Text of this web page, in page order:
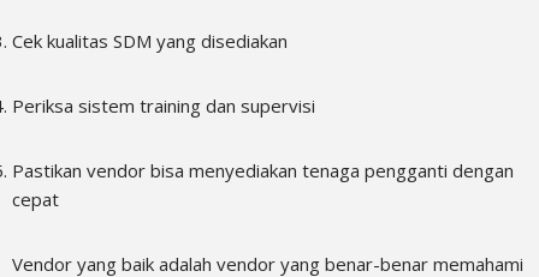
Cek kualitas SDM yang disediakan
Periksa sistem training dan supervisi
Pastikan vendor bisa menyediakan tenaga pengganti dengan
cepat
Vendor yang baik adalah vendor yang benar-benar memahami